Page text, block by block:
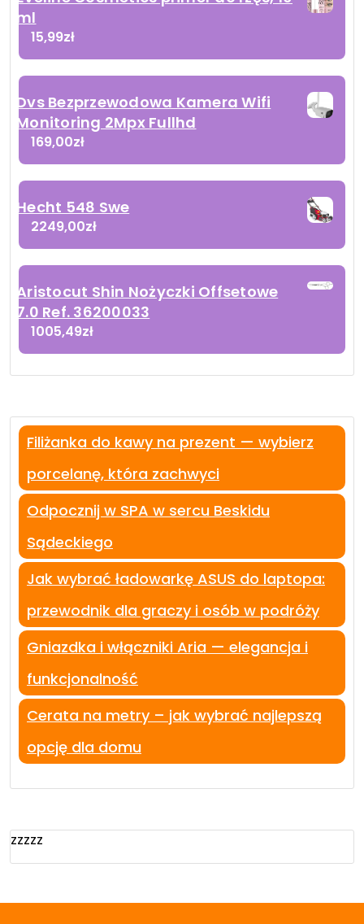
ml
15,99zł
Dvs Bezprzewodowa Kamera Wifi
Monitoring 2Mpx Fullhd
169,00zł
Hecht 548 Swe
2249,00zł
Aristocut Shin Nożyczki Offsetowe
7.0 Ref. 36200033
1005,49zł
Filiżanka do kawy na prezent — wybierz
porcelanę, która zachwyci
Odpocznij w SPA w sercu Beskidu
Sądeckiego
Jak wybrać ładowarkę ASUS do laptopa:
przewodnik dla graczy i osób w podróży
Gniazdka i włączniki Aria — elegancja i
funkcjonalność
Cerata na metry – jak wybrać najlepszą
opcję dla domu
zzzzz